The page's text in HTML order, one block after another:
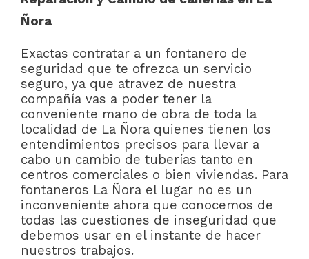
Ñora
Exactas contratar a un fontanero de
seguridad que te ofrezca un servicio
seguro, ya que atravez de nuestra
compañía vas a poder tener la
conveniente mano de obra de toda la
localidad de La Ñora quienes tienen los
entendimientos precisos para llevar a
cabo un cambio de tuberías tanto en
centros comerciales o bien viviendas. Para
fontaneros La Ñora el lugar no es un
inconveniente ahora que conocemos de
todas las cuestiones de inseguridad que
debemos usar en el instante de hacer
nuestros trabajos.